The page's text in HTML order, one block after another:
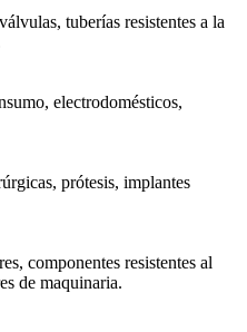
tuberías resistentes a la
electrodomésticos,
prótesis, implantes
componentes resistentes al
de maquinaria.